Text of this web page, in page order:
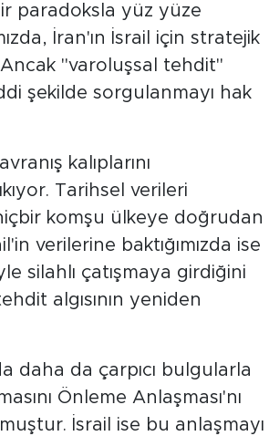
paradoksla yüz yüze
İran'ın İsrail için stratejik
"varoluşsal tehdit"
şekilde sorgulanmayı hak
kalıplarını
Tarihsel verileri
komşu ülkeye doğrudan
verilerine baktığımızda ise
silahlı çatışmaya girdiğini
algısının yeniden
daha da çarpıcı bulgularla
Önleme Anlaşması'nı
İsrail ise bu anlaşmayı